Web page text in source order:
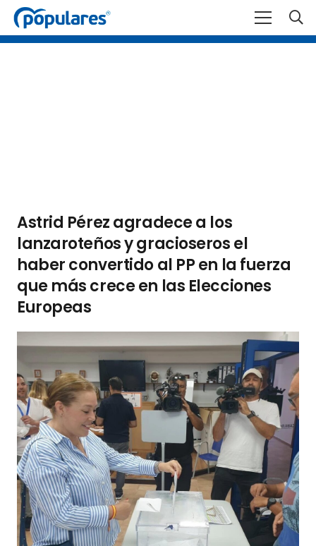
Astrid Pérez agradece a los
lanzaroteños y gracioseros el
haber convertido al PP en la fuerza
que más crece en las Elecciones
Europeas